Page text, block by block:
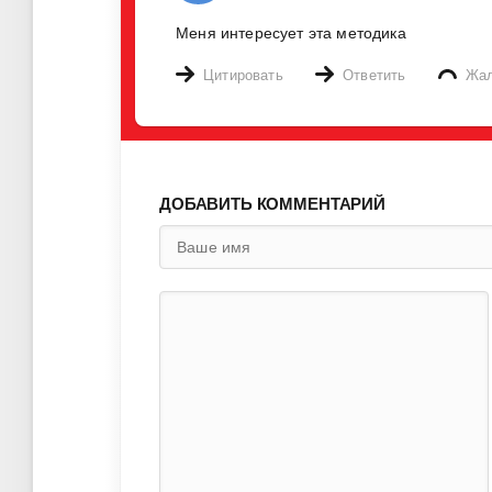
Меня интересует эта методика
Цитировать Ответить
ДОБАВИТЬ КОММЕНТАРИЙ